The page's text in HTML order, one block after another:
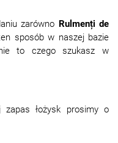
zarówno Rulmenți de
sposób w naszej bazie
to czego szukasz w
łożysk prosimy o